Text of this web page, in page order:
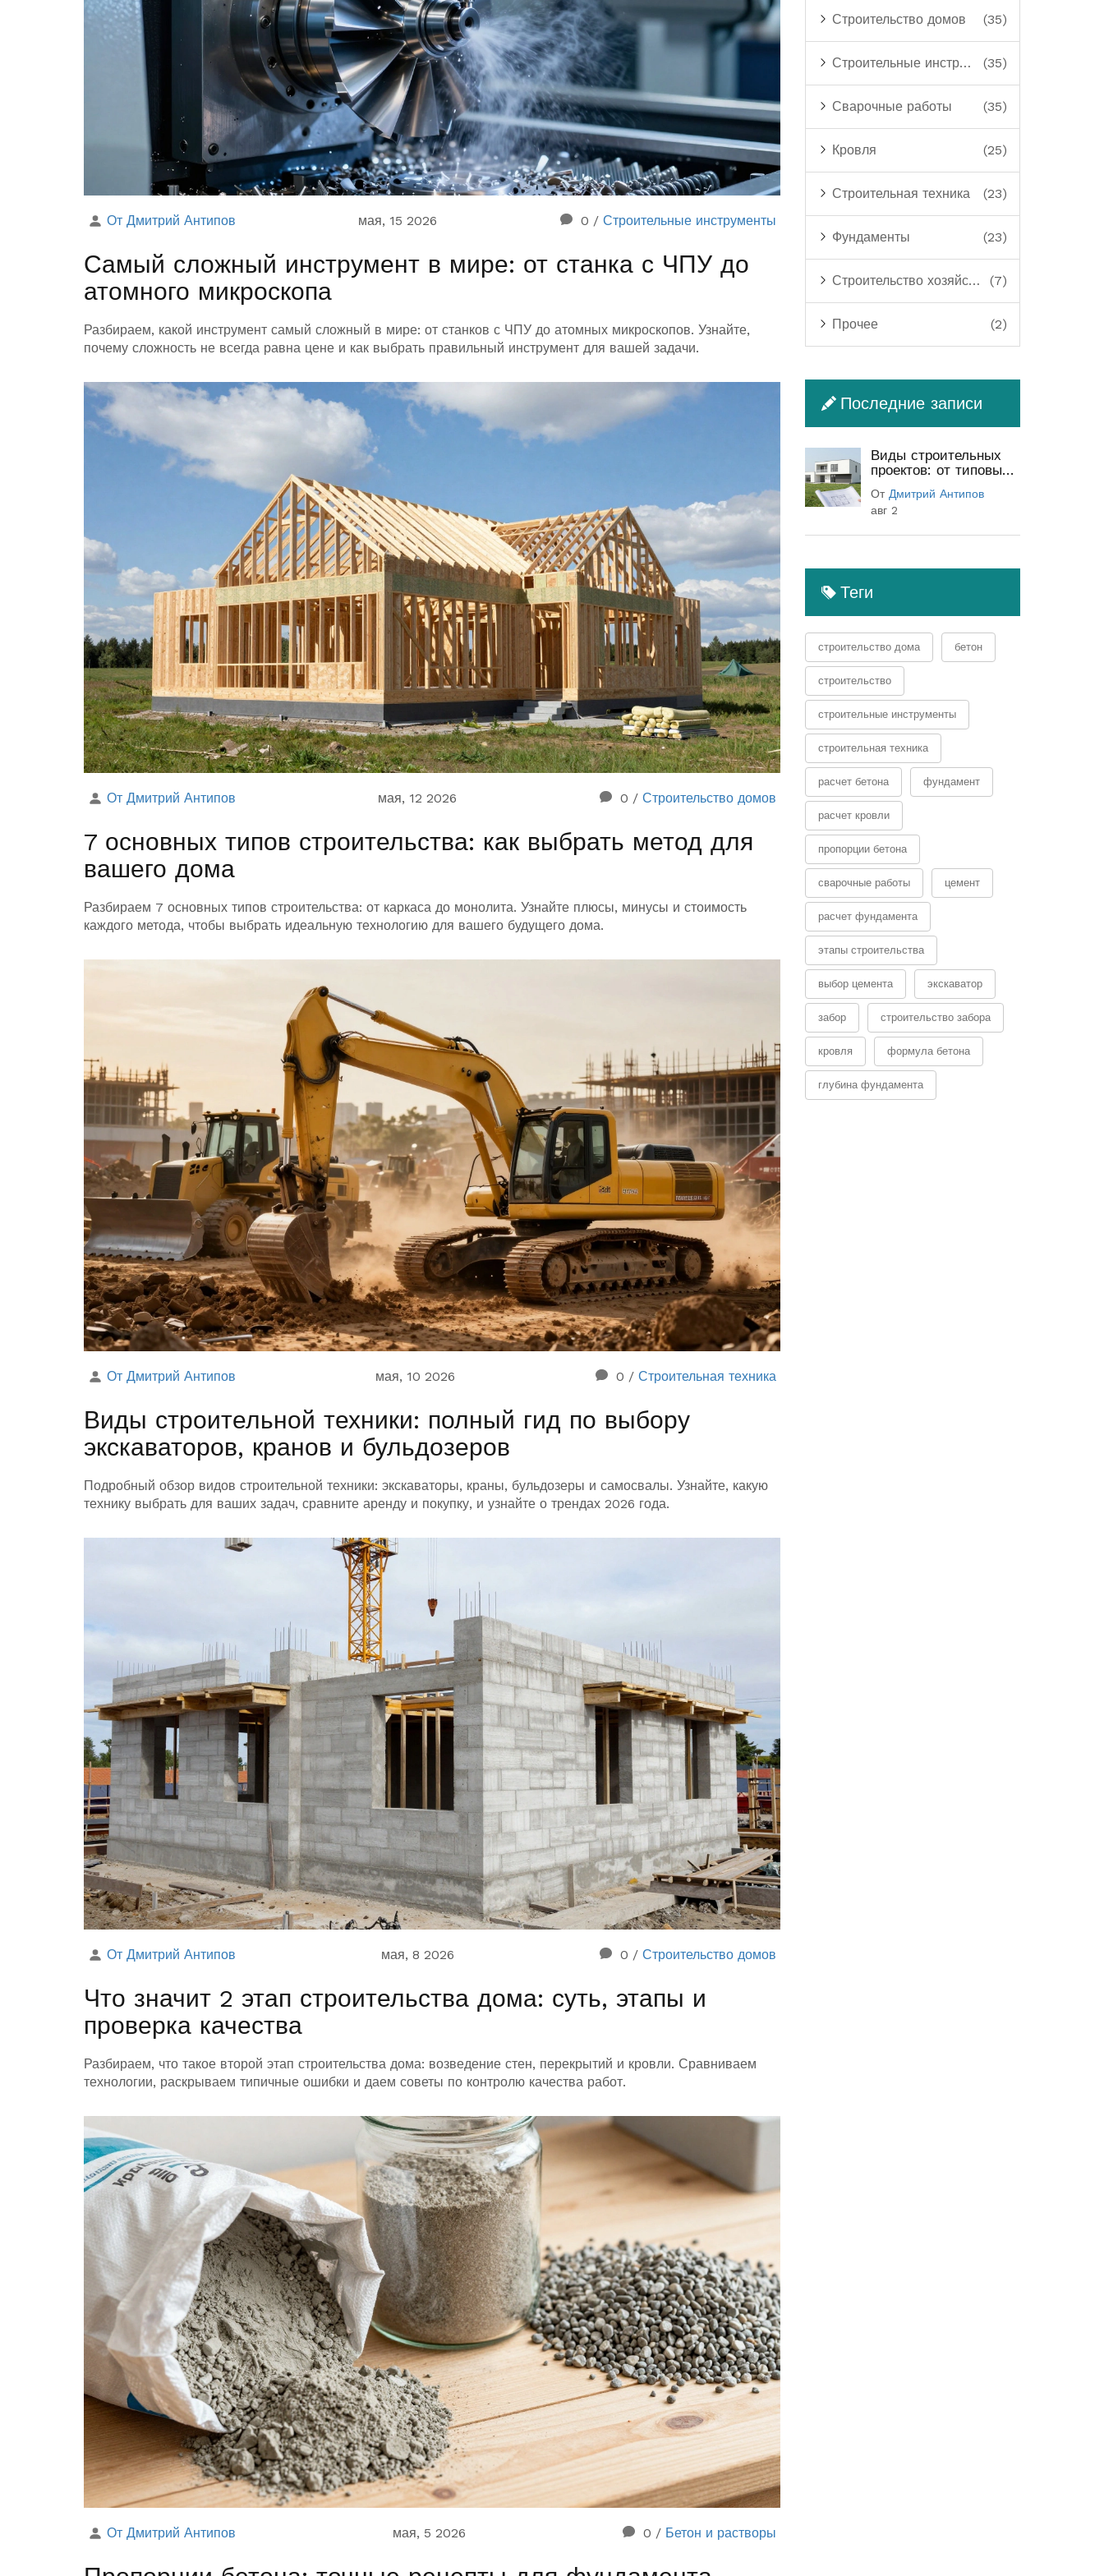
От Дмитрий Антипов мая, 15 2026 0 / Строительные инструменты
Самый сложный инструмент в мире: от станка с ЧПУ до
атомного микроскопа
Разбираем, какой инструмент самый сложный в мире: от станков с ЧПУ до атомных микроскопов. Узнайте,
почему сложность не всегда равна цене и как выбрать правильный инструмент для вашей задачи.
От Дмитрий Антипов мая, 12 2026 0 / Строительство домов
7 основных типов строительства: как выбрать метод для
вашего дома
Разбираем 7 основных типов строительства: от каркаса до монолита. Узнайте плюсы, минусы и стоимость
каждого метода, чтобы выбрать идеальную технологию для вашего будущего дома.
От Дмитрий Антипов мая, 10 2026 0 / Строительная техника
Виды строительной техники: полный гид по выбору
экскаваторов, кранов и бульдозеров
Подробный обзор видов строительной техники: экскаваторы, краны, бульдозеры и самосвалы. Узнайте, какую
технику выбрать для ваших задач, сравните аренду и покупку, и узнайте о трендах 2026 года.
От Дмитрий Антипов мая, 8 2026 0 / Строительство домов
Что значит 2 этап строительства дома: суть, этапы и
проверка качества
Разбираем, что такое второй этап строительства дома: возведение стен, перекрытий и кровли. Сравниваем
технологии, раскрываем типичные ошибки и даем советы по контролю качества работ.
От Дмитрий Антипов мая, 5 2026 0 / Бетон и растворы
Строительство домов (35)
Строительные инструменты (35)
Сварочные работы (35)
Кровля (25)
Строительная техника (23)
Фундаменты (23)
Строительство хозяйственных построек (7)
Прочее (2)
Последние записи
Виды строительных
проектов: от типовых
(полный гид)
От Дмитрий Антипов
авг 2
Теги
строительство дома бетон
строительство
строительные инструменты
строительная техника
расчет бетона фундамент
расчет кровли
пропорции бетона
сварочные работы цемент
расчет фундамента
этапы строительства
выбор цемента экскаватор
забор строительство забора
кровля формула бетона
глубина фундамента